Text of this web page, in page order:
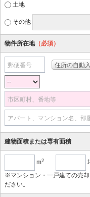
土地
その他
物件所在地（必須）
郵便番号
市区町村、番地等
アパート、マンション名、部
建物面積または専有面積
m2
※マンション・一戸建ての売
ださい。